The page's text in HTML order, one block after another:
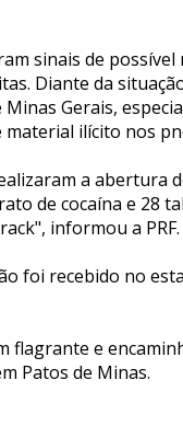
sinais de
Diante da
Minas Gerais,
ilícito nos
a abertura
de cocaína e 28
informou a PRF.
foi recebido no
flagrante e
Patos de Minas.